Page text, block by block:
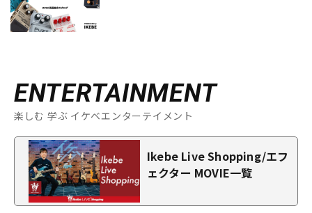
ENTERTAINMENT
楽しむ 学ぶ イケベエンターテイメント
Ikebe Live Shopping/エフ
ェクター MOVIE一覧